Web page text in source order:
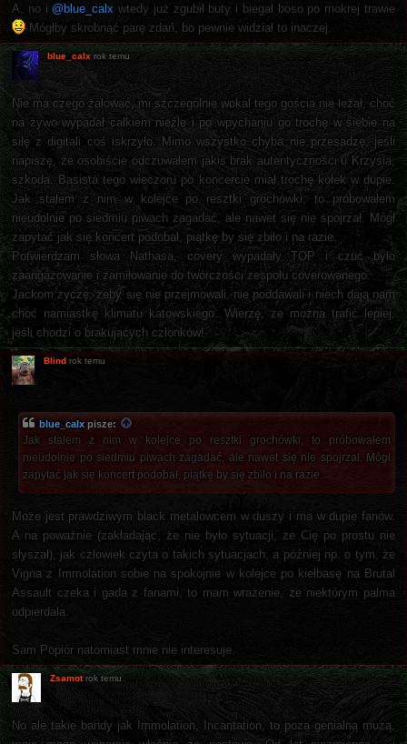
A, no i @blue_calx wtedy już zgubił buty i biegał boso po mokrej trawie
Mógłby skrobnąć parę zdań, bo pewnie widział to inaczej.
blue_calx rok temu
Nie ma czego żałować, mi szczególnie wokal tego gościa nie leżał, choć
na żywo wypadał całkiem nieźle i po wpychaniu go trochę w siebie na
siłę z digitali coś iskrzyło. Mimo wszystko chyba nie przesadzę, jeśli
napiszę, że osobiście odczuwałem jakiś brak autentyczności u Krzysia,
szkoda. Basista tego wieczoru po koncercie miał trochę kołek w dupie.
Jak stałem z nim w kolejce po resztki grochówki, to próbowałem
nieudolnie po siedmiu piwach zagadać, ale nawet się nie spojrzał. Mógł
zapytać jak się koncert podobał, piątkę by się zbiło i na razie.
Potwierdzam słowa Nathasa, covery wypadały TOP i czuć było
zaangażowanie i zamiłowanie do twórczości zespołu coverowanego.
Jackom życzę, żeby się nie przejmowali, nie poddawali i niech dają nam
choć namiastkę klimatu katowskiego. Wierzę, że można trafić lepiej,
jeśli chodzi o brakujących członków!
Blind rok temu
blue_calx pisze:
Jak stałem z nim w kolejce po resztki grochówki, to próbowałem
nieudolnie po siedmiu piwach zagadać, ale nawet się nie spojrzał. Mógł
zapytać jak się koncert podobał, piątkę by się zbiło i na razie.
Może jest prawdziwym black metalowcem w duszy i ma w dupie fanów.
A na poważnie (zakładając, że nie było sytuacji, że Cię po prostu nie
słyszał), jak człowiek czyta o takich sytuacjach, a później np. o tym, że
Vigna z Immolation sobie na spokojnie w kolejce po kiełbasę na Brutal
Assault czeka i gada z fanami, to mam wrażenie, że niektórym palma
odpierdala.
Sam Popiór natomiast mnie nie interesuje.
Zsamot rok temu
No ale takie bandy jak Immolation, Incantation, to poza genialną muzą,